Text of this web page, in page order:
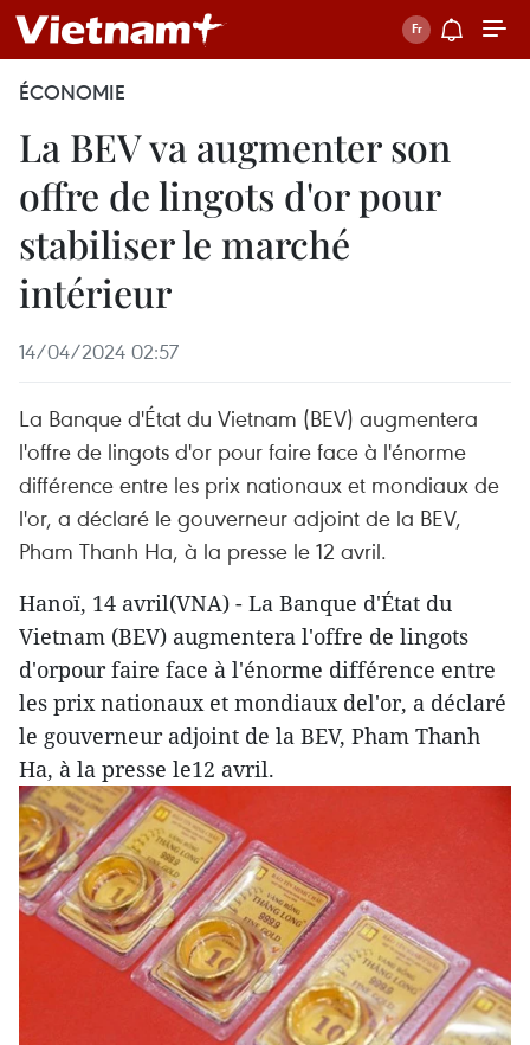
ÉCONOMIE
La BEV va augmenter son
offre de lingots d'or pour
stabiliser le marché
intérieur
14/04/2024 02:57
La Banque d'État du Vietnam (BEV) augmentera
l'offre de lingots d'or pour faire face à l'énorme
différence entre les prix nationaux et mondiaux de
l'or, a déclaré le gouverneur adjoint de la BEV,
Pham Thanh Ha, à la presse le 12 avril.
Hanoï, 14 avril(VNA) - La Banque d'État du
Vietnam (BEV) augmentera l'offre de lingots
d'orpour faire face à l'énorme différence entre
les prix nationaux et mondiaux del'or, a déclaré
le gouverneur adjoint de la BEV, Pham Thanh
Ha, à la presse le12 avril.